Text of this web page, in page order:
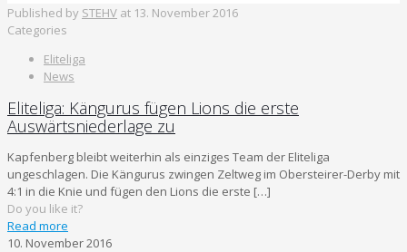
Published by STEHV at 13. November 2016
Categories
Eliteliga
News
Eliteliga: Kängurus fügen Lions die erste
Auswärtsniederlage zu
Kapfenberg bleibt weiterhin als einziges Team der Eliteliga
ungeschlagen. Die Kängurus zwingen Zeltweg im Obersteirer-Derby mit
4:1 in die Knie und fügen den Lions die erste […]
Do you like it?
Read more
10. November 2016